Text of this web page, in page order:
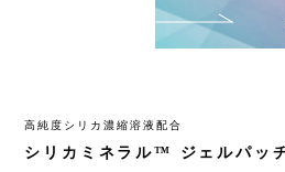
高純度シリカ濃縮溶液配合
シリカミネラル™ ジェルパッ